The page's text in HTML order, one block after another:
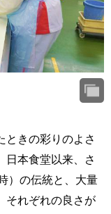
ときの彩りのよさ
日本食堂以来、さ
）の伝統と、大量
それぞれの良さが